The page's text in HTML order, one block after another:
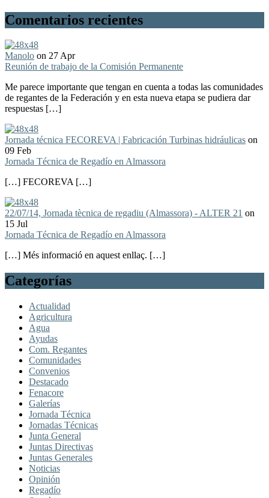
Comentarios recientes
Manolo on 27 Apr
Reunión de trabajo de la Comisión Permanente
Me parece importante que tengan en cuenta a todas las comunidades
de regantes de la Federación y en esta nueva etapa se pudiera dar
respuestas […]
Jornada técnica FECOREVA | Fabricación Turbinas hidráulicas on
09 Feb
Jornada Técnica de Regadío en Almassora
[…] FECOREVA […]
22/07/14, Jornada tècnica de regadiu (Almassora) - ALTER 21 on
15 Jul
Jornada Técnica de Regadío en Almassora
[…] Més informació en aquest enllaç. […]
Categorías
Actualidad
Agricultura
Agua
Ayudas
Com. Regantes
Comunidades
Convenios
Destacado
Fenacore
Galerías
Jornada Técnica
Jornadas Técnicas
Junta General
Juntas Directivas
Juntas Generales
Noticias
Opinión
Regadío